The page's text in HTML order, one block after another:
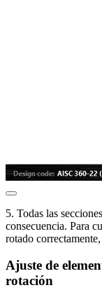
5. Todas las
consecuencia. Para
rotado
Ajuste de
rotación